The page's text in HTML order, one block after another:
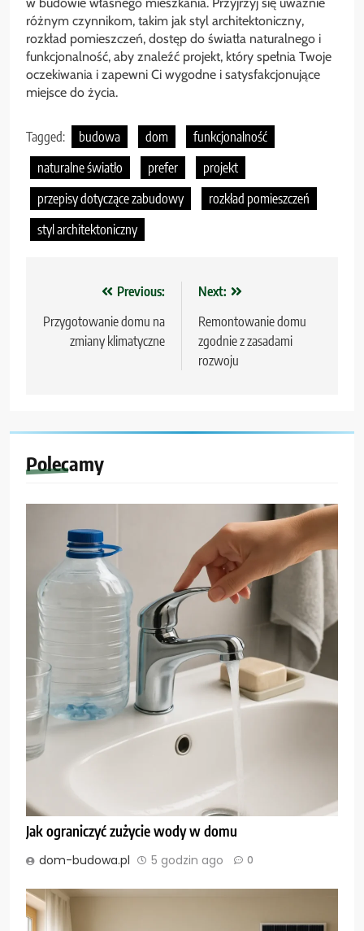
różnym czynnikom, takim jak styl architektoniczny,
rozkład pomieszczeń, dostęp do światła naturalnego i
funkcjonalność, aby znaleźć projekt, który spełnia Twoje
oczekiwania i zapewni Ci wygodne i satysfakcjonujące
miejsce do życia.
Tagged: budowa dom
funkcjonalność
naturalne światło
prefer
projekt
przepisy dotyczące zabudowy
rozkład pomieszczeń
styl architektoniczny
Nawigacja
wpisu
Previous:
Przygotowanie domu na
zmiany klimatyczne
Next:
Remontowanie domu
zgodnie z zasadami
rozwoju
Polecamy
Jak ograniczyć zużycie wody w domu
dom-budowa.pl 5 godzin ago 0